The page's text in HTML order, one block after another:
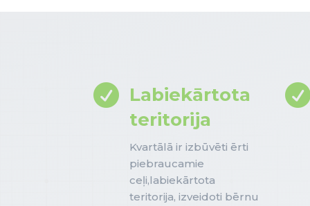
 Labiekārtota
teritorija
Kvartālā ir izbūvēti ērti
piebraucamie
ceļi,labiekārtota
teritorija, izveidoti bērnu
